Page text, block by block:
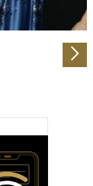
zu Ihrer
Partner für
mit
bereitgestellt